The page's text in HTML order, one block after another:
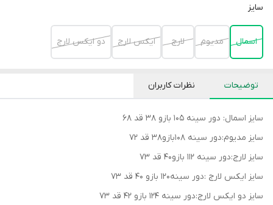
سايز
اسمال مديوم لارج ايكس لارج دو ايكس لارج
توضیحات نظرات کاربران
سایز اسمال: دور سینه 105 بازو 38 قد 68
سایز مدیوم:دور سینه 108بازو38 قد 72
سایز لارج:دور سینه 112 بازو40 قد 73
سایز ایکس لارج :دور سینه120 بازو 40 قد 73
سایز دو ایکس لارج:دور سینه 124 بازو 42 قد 73